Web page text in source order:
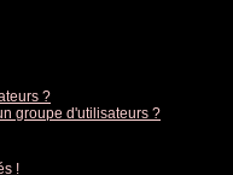
?
groupe d'utilisateurs ?
!